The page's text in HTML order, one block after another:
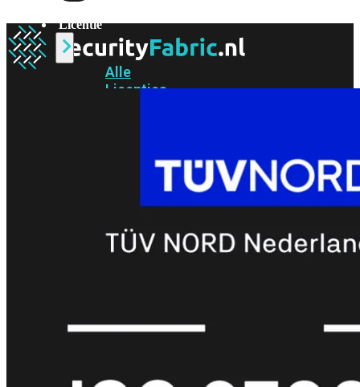
Licentie
Alle
Licenties
Support
FortiCare
EssentialsFortiCare
Elite
FortiCare
Upgrades
RMA